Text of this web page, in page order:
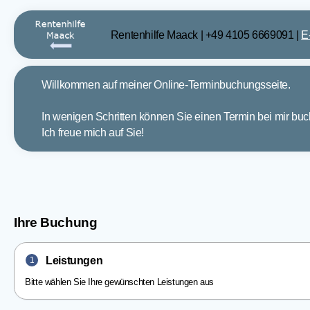
Rentenhilfe Maack +49 4105 6669091
Willkommen auf meiner Online-Terminbuchungsseite.
In wenigen Schritten können Sie einen Termin bei mir
Ich freue mich auf Sie!
Ihre Buchung
1 Leistungen
Bitte wählen Sie Ihre gewünschten Leistungen aus